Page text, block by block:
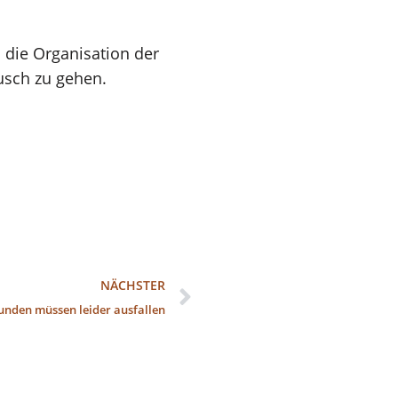
die Organisation der
zu gehen.
NÄCHSTER
müssen leider ausfallen